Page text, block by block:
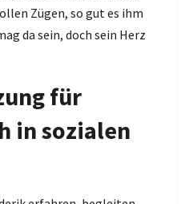
Zügen, so gut es ihm
da sein, doch sein Herz
für
in sozialen